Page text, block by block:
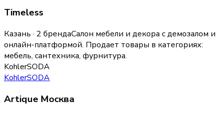
Timeless
Казань · 2 брендаСалон мебели и декора с демозалом и
онлайн-платформой. Продает товары в категориях:
мебель, сантехника, фурнитура.
KohlerSODA
KohlerSODA
Artique Москва